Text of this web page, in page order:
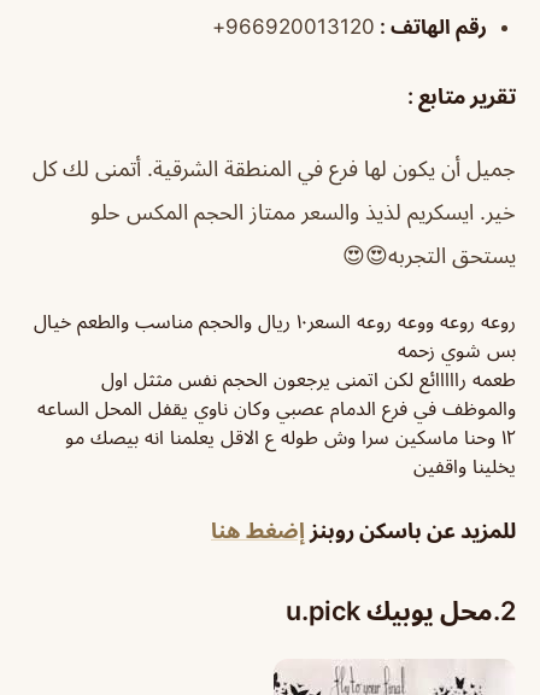
رقم الهاتف : 966920013120+
تقرير متابع :
جميل أن يكون لها فرع في المنطقة الشرقية. أتمنى لك كل
خير. ايسكريم لذيذ والسعر ممتاز الحجم المكس حلو
يستحق التجربه😍😍
روعه روعه ووعه روعه السعر١٠ ريال والحجم مناسب والطعم خيال
بس شوي زحمه
طعمه رااااائع لكن اتمنى يرجعون الحجم نفس مثثل اول
والموظف في فرع الدمام عصبي وكان ناوي يقفل المحل الساعه
١٢ وحنا ماسكين سرا وش طوله ع الاقل يعلمنا انه بيصك مو
يخلينا واقفين
للمزيد عن باسكن روبنز إضغط هنا
2.محل يوبيك u.pick